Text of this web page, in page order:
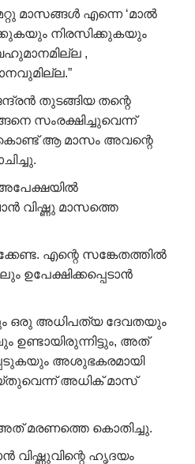
മാസങ്ങൾ എന്നെ ‘മാൽ
നിരസിക്കുകയും
,
തുടങ്ങിയ തന്റെ
സംരക്ഷിച്ചുവെന്ന്
ആ മാസം അവന്റെ
വിഷ്ണു മാസത്തെ
എന്റെ സങ്കേതത്തിൽ
ഉപേക്ഷിക്കപ്പെടാൻ
ഒരു അധിപത്യ ദേവതയും
അത്
അശുഭകരമായി
അധിക് മാസ്
അത് മരണത്തെ കൊതിച്ചു.
വിഷ്ണുവിന്റെ ഹൃദയം